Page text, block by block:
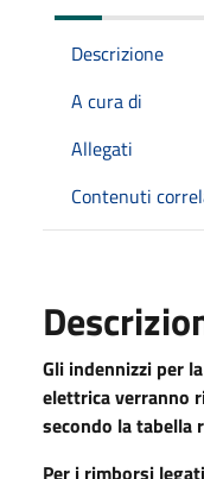
Descrizione
A cura di
Allegati
Contenuti
Gli indennizzi per
elettrica verranno
secondo la tabella
Per i rimborsi